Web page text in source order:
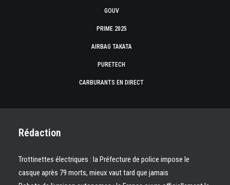
GOUV
PRIME 2025
AIRBAG TAKATA
PURETECH
CARBURANTS EN DIRECT
Rédaction
Trottinettes électriques : la Préfecture de police impose le
casque après 79 morts, mieux vaut tard que jamais